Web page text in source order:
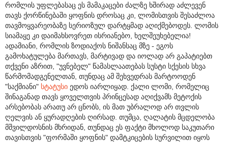
რომლის უფლებასაც ეს მამაკაცები ძალზე ხშირად აძლევენ
თავს ქორწინებაში ყოფნის დროსაც კი, ლომისთვის შესაძლოა
თავმოყვარეობაზე სერიოზულ დარტყმად აღიქმებოდეს. ლომის
სიამაყე კი დაიმახსოვრეთ ისრიანებო, ხელშეუხებელია!
ადამიანი, რომლის ზოდიაქოს ნიშანსაც მზე - ეგოს
გამოხატულება მართავს, მარტივად და იოლად არ გაპატიებთ
თქვენი აზრით, "უვნებელ" წამასლაათებას სუსტი სქესის სხვა
წარმომადგენელთან, თუნდაც ამ შეხვედრას მარტოოდენ
"საქმიანი" სტატუსი ედოს იარლიყად. ქალი ლომი, რომელიც
შინაგანად თავს ყოველთვის პრინცესად აღიქვამს მეტოქის
არსებობას არათუ არ ცნობს, ის მათ უბრალოდ არ თვლის
ღელვის ან ყურადღების ღირსად. თუმცა, ღალატის მცდელობა
მშვილდოსნის მხრიდან, თუნდაც ეს ფაქტი მხოლოდ საკუთარი
თავისთვის "ფორმაში ყოფნის" დამტკიცების სურვილით იყოს